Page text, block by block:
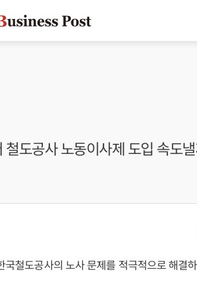
도공사 노동이사제 도입 속도
철도공사의 노사 문제를 적극적으로 해결